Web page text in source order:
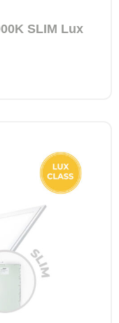
SLIM Lux